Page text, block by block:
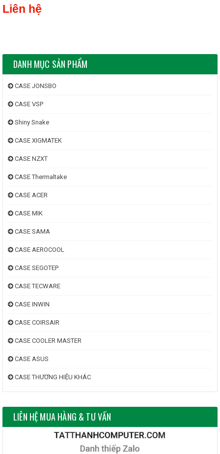
Liên hệ
DANH MỤC SẢN PHẨM
CASE JONSBO
CASE VSP
Shiny Snake
CASE XIGMATEK
CASE NZXT
CASE Thermaltake
CASE ACER
CASE MIK
CASE SAMA
CASE AEROCOOL
CASE SEGOTEP
CASE TECWARE
CASE INWIN
CASE COIRSAIR
CASE COOLER MASTER
CASE ASUS
CASE THƯƠNG HIỆU KHÁC
LIÊN HỆ MUA HÀNG & TƯ VẤN